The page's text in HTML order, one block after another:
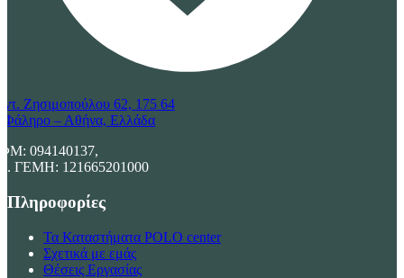
Ζησιμοπούλου 62, 175 64
– Αθήνα, Ελλάδα
094140137,
ΓΕΜΗ: 121665201000
Πληροφορίες
Τα Καταστήματα POLO center
Σχετικά με εμάς
Θέσεις Εργασίας